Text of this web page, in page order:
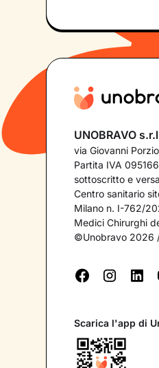
UNOBRAVO
via Giovanni
Partita IVA
sottoscritto e
Centro sanitario
Milano n. I-762/
Medici Chirurghi
©Unobravo 2026
Scarica l'app di